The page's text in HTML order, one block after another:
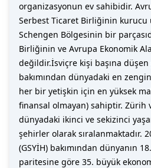
organizasyonun ev sahibidir.
Serbest Ticaret Birliğinin
Schengen Bölgesinin bir
Birliğinin ve Avrupa Ekonomik
değildir.İsviçre kişi başına
bakımından dünyadaki en
her bir yetişkin için en yüksek
finansal olmayan) sahiptir. Zürih
dünyadaki ikinci ve sekizinci
şehirler olarak sıralanmaktadır.
(GSYİH) bakımından dünyanın
paritesine göre 35. büyük